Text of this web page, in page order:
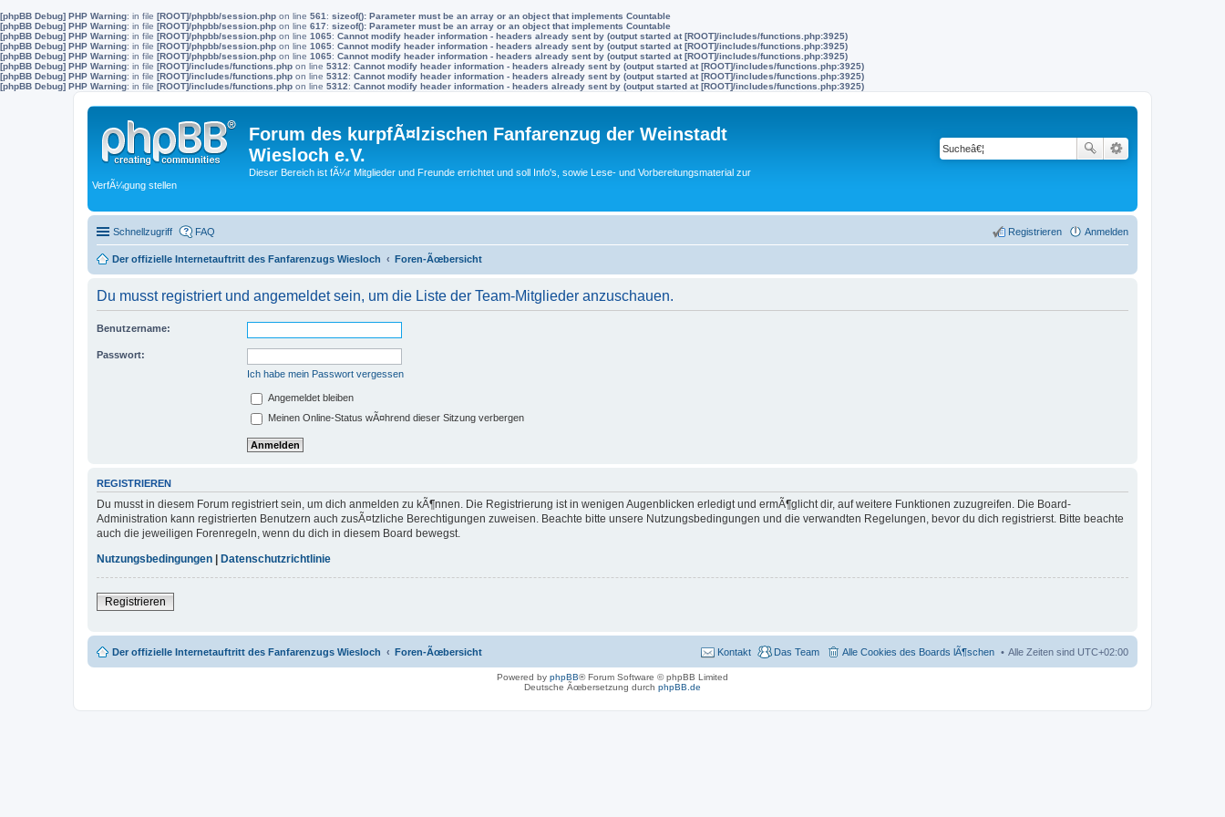
[phpBB Debug] PHP Warning: in file [ROOT]/phpbb/session.php on line 561 : sizeof(): Parameter must be an array or an object that implements Countable
[phpBB Debug] PHP Warning: in file [ROOT]/phpbb/session.php on line 617: sizeof(): Parameter must be an array or an object that implements Countable
[phpBB Debug] PHP Warning: in file [ROOT]/phpbb/session.php on line 1065: Cannot modify header information - headers already sent by (output started at [ROOT]/includes/functions.php:3925)
[phpBB Debug] PHP Warning: in file [ROOT]/phpbb/session.php on line 1065: Cannot modify header information - headers already sent by (output started at [ROOT]/includes/functions.php:3925)
[phpBB Debug] PHP Warning: in file [ROOT]/phpbb/session.php on line 1065: Cannot modify header information - headers already sent by (output started at [ROOT]/includes/functions.php:3925)
[phpBB Debug] PHP Warning: in file [ROOT]/includes/functions.php on line 5312: Cannot modify header information - headers already sent by (output started at [ROOT]/includes/functions.php:3925)
[phpBB Debug] PHP Warning: in file [ROOT]/includes/functions.php on line 5312: Cannot modify header information - headers already sent by (output started at [ROOT]/includes/functions.php:3925)
[phpBB Debug] PHP Warning: in file [ROOT]/includes/functions.php on line 5312: Cannot modify header information - headers already sent by (output started at [ROOT]/includes/functions.php:3925)
Forum des kurpfÃ¤lzischen Fanfarenzug der Weinstadt
Wiesloch e.V.
Dieser Bereich ist fÃ¼r Mitglieder und Freunde errichtet und soll Info's, sowie Lese- und Vorbereitungsmaterial zur
VerfÃ¼gung stellen
Schnellzugriff FAQ Anmelden
Registrieren
Der offizielle Internetauftritt des Fanfarenzugs Wiesloch Foren-Ãœbersicht
Du musst registriert und angemeldet sein, um die Liste der Team-Mitglieder anzuschauen.
Benutzername:
Passwort:
Ich habe mein Passwort vergessen
Angemeldet bleiben
Meinen Online-Status wÃ¤hrend dieser Sitzung verbergen
REGISTRIEREN
Du musst in diesem Forum registriert sein, um dich anmelden zu kÃ¶nnen. Die Registrierung ist in wenigen Augenblicken erledigt und ermÃ¶glicht dir, auf weitere Funktionen zuzugreifen. Die Board-
Administration kann registrierten Benutzern auch zusÃ¤tzliche Berechtigungen zuweisen. Beachte bitte unsere Nutzungsbedingungen und die verwandten Regelungen, bevor du dich registrierst. Bitte beachte
auch die jeweiligen Forenregeln, wenn du dich in diesem Board bewegst.
Nutzungsbedingungen
Datenschutzrichtlinie
Registrieren
Der offizielle Internetauftritt des Fanfarenzugs Wiesloch Foren-Ãœbersicht Alle Zeiten sind UTC+02:00
Alle Cookies des Boards lÃ¶schen
Das Team
Kontakt
Powered by phpBB® Forum Software © phpBB Limited
Deutsche Ãœbersetzung durch phpBB.de